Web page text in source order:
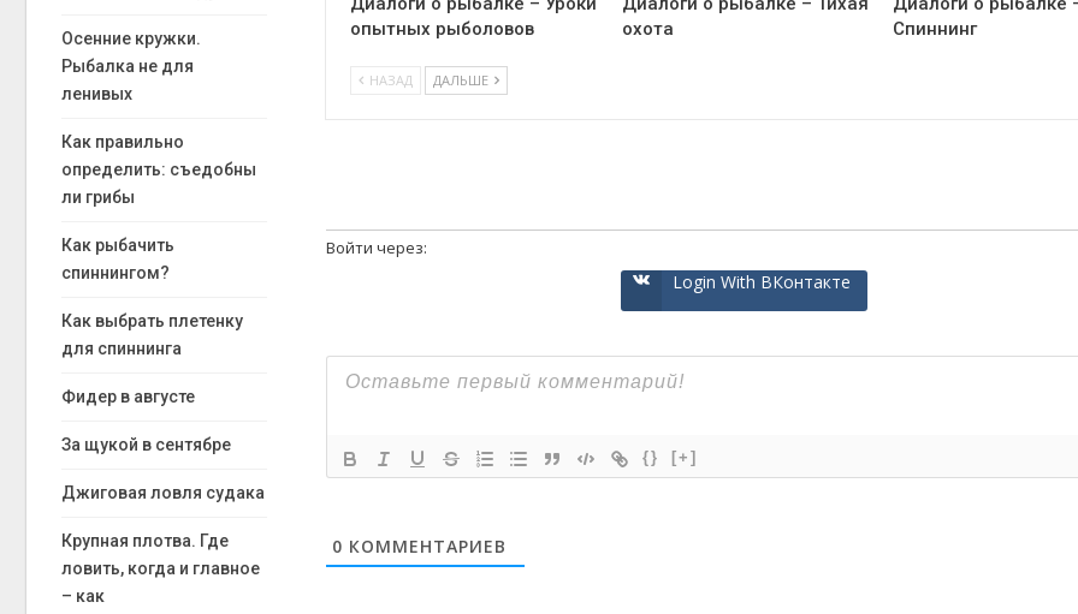
опытных рыболовов
охота
Спиннинг
НАЗАД ДАЛЬШЕ
Войти через:
Login With ВКонтакте
{} [+]
0 КОММЕНТАРИЕВ
Осенние кружки.
Рыбалка не для
ленивых
Как правильно
определить: съедобны
ли грибы
Как рыбачить
спиннингом?
Как выбрать плетенку
для спиннинга
Фидер в августе
За щукой в сентябре
Джиговая ловля судака
Крупная плотва. Где
ловить, когда и главное
– как